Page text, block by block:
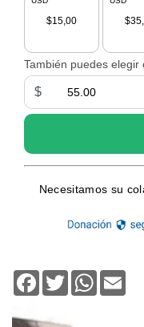
Facebook
TwitterWhatsApp